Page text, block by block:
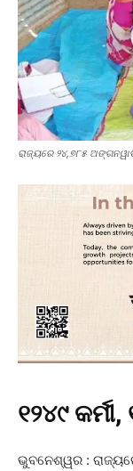
ରାଜ୍ୟରେ ୨୪,୭୮୫
୧୨୪୯
ଭୁବନେଶ୍ୱର :